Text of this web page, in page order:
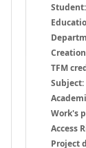
Student:
TFM
Subject:
Work's
Access
Project